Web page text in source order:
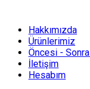
Hakkımızda
Ürünlerimiz
Öncesi -
İletişim
Hesabım